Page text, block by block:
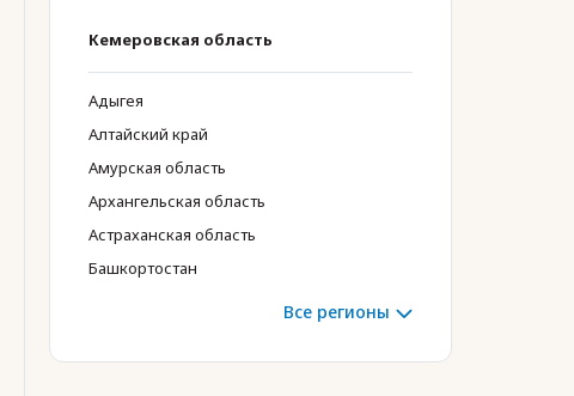
Кемеровская область
Адыгея
Алтайский край
Амурская область
Архангельская область
Астраханская область
Башкортостан
Все регионы